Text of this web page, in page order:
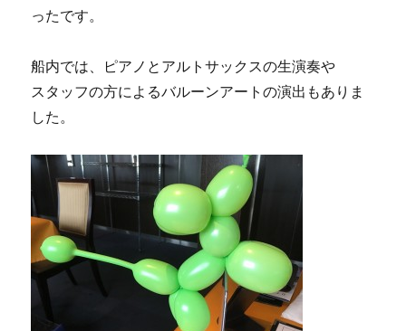
ったです。
船内では、ピアノとアルトサックスの生演奏や
スタッフの方によるバルーンアートの演出もありま
した。